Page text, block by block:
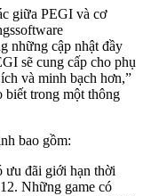
giữa PEGI và cơ
những cập nhật đầy
sẽ cung cấp cho phụ
và minh bạch hơn,”
biết trong một thông
bao gồm:
ưu đãi giới hạn thời
Những game có